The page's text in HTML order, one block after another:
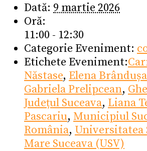
Dată: 9 martie 2026
Oră:
11:00 - 12:30
Categorie Eveniment:
Etichete Eveniment:
Năstase, Elena
Gabriela Prelipcean,
Județul Suceava, Liana
Pascariu, Municipiul
România, Universitatea
Mare Suceava (USV)